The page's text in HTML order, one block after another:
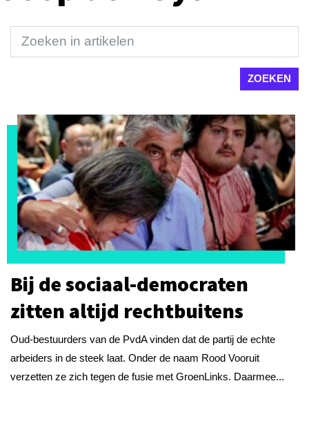
Bij de sociaal-democraten
zitten altijd rechtbuitens
Oud-bestuurders van de PvdA vinden dat de partij de echte
arbeiders in de steek laat. Onder de naam Rood Vooruit
verzetten ze zich tegen de fusie met GroenLinks. Daarmee...